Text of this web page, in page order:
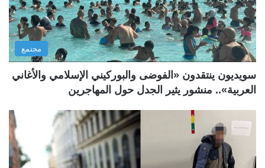
مجتمع
سويديون ينتقدون «الفوضى والبوركيني الإسلامي والأغاني
العربية».. منشور يثير الجدل حول المهاجرين